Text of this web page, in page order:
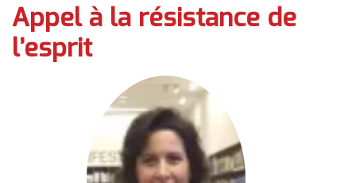
Appel à la résistance de
l’esprit